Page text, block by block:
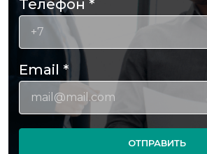
Телефон *
Email *
ОТПРАВИТЬ